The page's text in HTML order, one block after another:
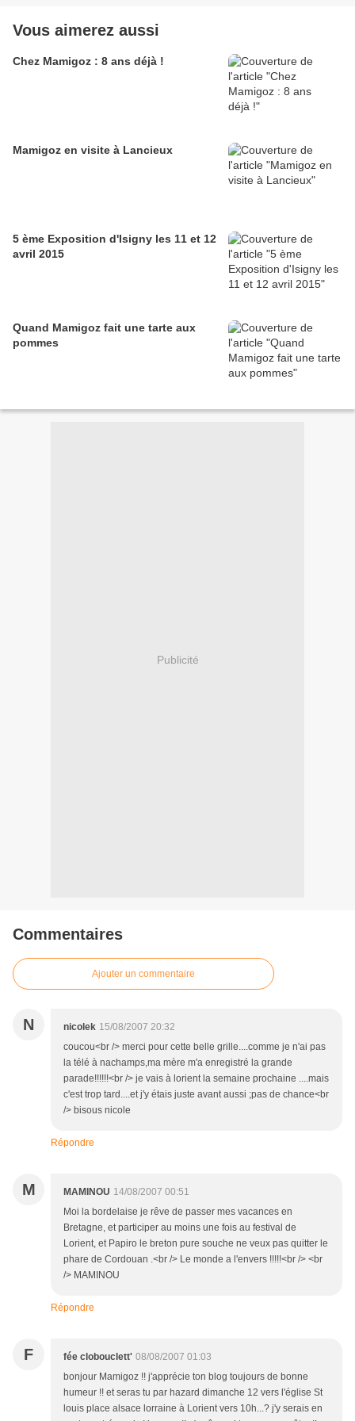
Vous aimerez aussi
Chez Mamigoz : 8 ans déjà !
Mamigoz en visite à Lancieux
5 ème Exposition d'Isigny les 11 et 12
avril 2015
Quand Mamigoz fait une tarte aux
pommes
Publicité
Commentaires
Ajouter un commentaire
N nicolek 15/08/2007 20:32
coucou<br /> merci pour cette belle grille....comme je n'ai pas
la télé à nachamps,ma mère m'a enregistré la grande
parade!!!!!!<br /> je vais à lorient la semaine prochaine ....mais
c'est trop tard....et j'y étais juste avant aussi ;pas de chance<br
/> bisous nicole
Répondre
M MAMINOU 14/08/2007 00:51
Moi la bordelaise je rêve de passer mes vacances en
Bretagne, et participer au moins une fois au festival de
Lorient, et Papiro le breton pure souche ne veux pas quitter le
phare de Cordouan .<br /> Le monde a l'envers !!!!!<br /> <br
/> MAMINOU
Répondre
F fée clobouclett' 08/08/2007 01:03
bonjour Mamigoz !! j'apprécie ton blog toujours de bonne
humeur !! et seras tu par hazard dimanche 12 vers l'église St
louis place alsace lorraine à Lorient vers 10h...? j'y serais en